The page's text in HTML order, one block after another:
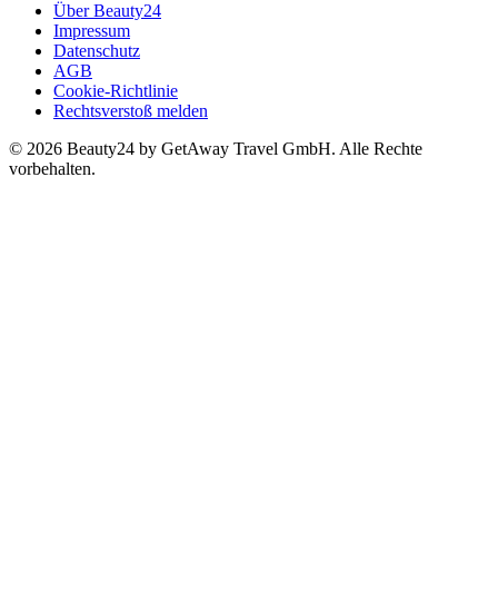
Über Beauty24
Impressum
Datenschutz
AGB
Cookie-Richtlinie
Rechtsverstoß melden
© 2026 Beauty24 by GetAway Travel GmbH. Alle Rechte
vorbehalten.